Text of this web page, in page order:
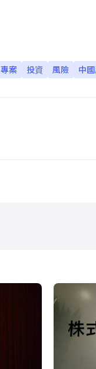
專案 投資 風險 中